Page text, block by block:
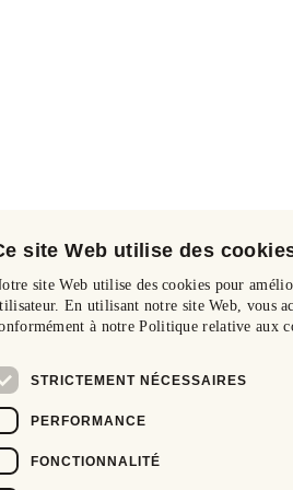
site Web utilise des
site Web utilise des cookies pour
En utilisant notre site Web, vous
à notre Politique relative aux
STRICTEMENT NÉCESSAIRES
PERFORMANCE
FONCTIONNALITÉ